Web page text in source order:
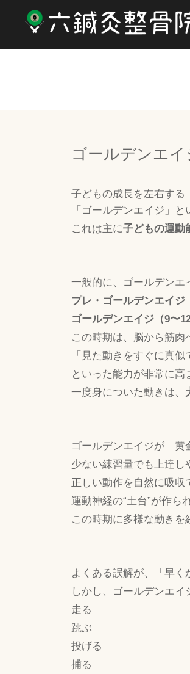
ゴールデンエイ
子どもの成長を左右する
「ゴールデンエイジ」
これは主に子どもの運動
一般的に、ゴールデンエ
プレ・ゴールデンエイジ
ゴールデンエイジ（9〜12
この時期は、脳から筋肉
「見た動きをすぐに真
といった能力が非常に高
一度身についた動きは、
ゴールデンエイジが「黄
少ない練習量でも上達し
正しい動作を自然に吸収
運動神経の“土台”が作ら
この時期に多様な動き
よくある誤解が、「早く
しかし、ゴールデンエイ
走る
跳ぶ
投げる
捕る